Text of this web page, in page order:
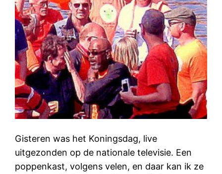
Gisteren was het Koningsdag, live
uitgezonden op de nationale televisie. Een
poppenkast, volgens velen, en daar kan ik ze